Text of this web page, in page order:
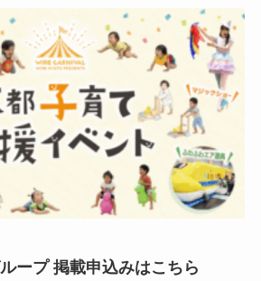
ープ 掲載申込みはこちら